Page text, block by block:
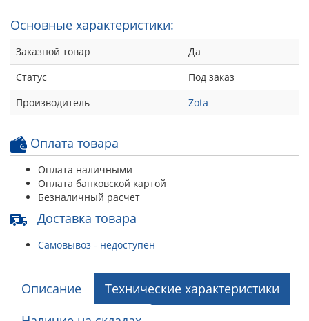
Основные характеристики:
Заказной товар
Да
Статус
Под заказ
Производитель
Zota
Оплата товара
Оплата наличными
Оплата банковской картой
Безналичный расчет
Доставка товара
Самовывоз - недоступен
Описание
Технические характеристики